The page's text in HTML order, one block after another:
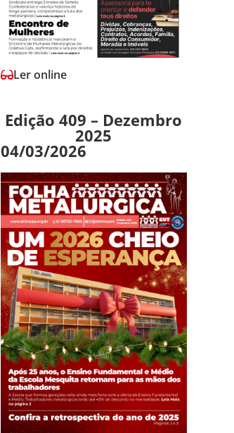
Ler online
Edição 409 – Dezembro
2025
04/03/2026